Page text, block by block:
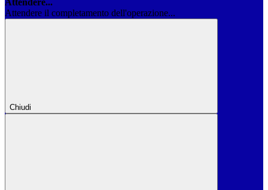
Attendere...
Attendere il completamento dell'operazione...
Chiudi